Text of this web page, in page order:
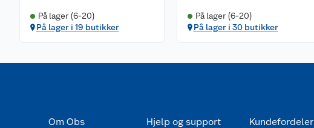
På lager (6-20)
På lager i 19 butikker
På lager (6-20)
På lager i 30 butikker
Om Obs Hjelp og support Kundefordeler